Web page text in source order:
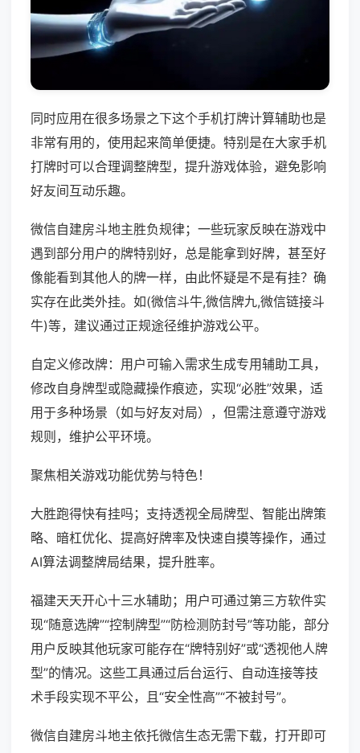
同时应用在很多场景之下这个手机打牌计算辅助也是
非常有用的，使用起来简单便捷。特别是在大家手机
打牌时可以合理调整牌型，提升游戏体验，避免影响
好友间互动乐趣。
微信自建房斗地主胜负规律；一些玩家反映在游戏中
遇到部分用户的牌特别好，总是能拿到好牌，甚至好
像能看到其他人的牌一样，由此怀疑是不是有挂？确
实存在此类外挂。如(微信斗牛,微信牌九,微信链接斗
牛)等，建议通过正规途径维护游戏公平。
自定义修改牌：用户可输入需求生成专用辅助工具，
修改自身牌型或隐藏操作痕迹，实现“必胜”效果，适
用于多种场景（如与好友对局），但需注意遵守游戏
规则，维护公平环境。
聚焦相关游戏功能优势与特色！
大胜跑得快有挂吗；支持透视全局牌型、智能出牌策
略、暗杠优化、提高好牌率及快速自摸等操作，通过
AI算法调整牌局结果，提升胜率。
福建天天开心十三水辅助；用户可通过第三方软件实
现“随意选牌”“控制牌型”“防检测防封号”等功能，部分
用户反映其他玩家可能存在“牌特别好”或“透视他人牌
型”的情况。这些工具通过后台运行、自动连接等技
术手段实现不平公，且“安全性高”“不被封号”。
微信自建房斗地主依托微信生态无需下载，打开即可